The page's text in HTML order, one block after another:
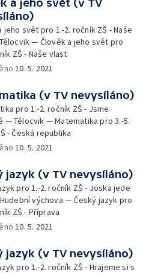
a jeho svět (v TV
jeho svět pro 1.-2. ročník ZŠ - Naše
— Člověk a jeho svět pro
ZŠ - Naše vlast
10. 5. 2021
(v TV nevysíláno)
pro 1.-2. ročník ZŠ - Jsme
— Tělocvik — Matematika pro 3.-5.
- Česká republika
10. 5. 2021
jazyk (v TV nevysíláno)
pro 1.-2. ročník ZŠ - Joska jede
výchova — Český jazyk pro
ZŠ - Příprava
10. 5. 2021
jazyk (v TV nevysíláno)
pro 1.-2. ročník ZŠ - Hrajeme si s